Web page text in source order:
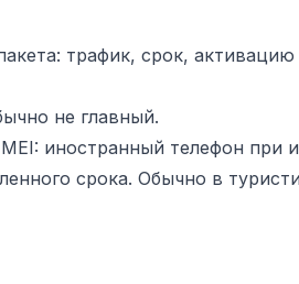
трафик, срок,
не главный.
иностранный телефон при
срока. Обычно в